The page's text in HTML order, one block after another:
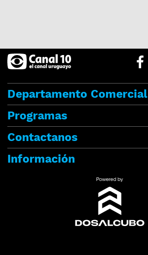
Departamento Comercial
Programas
Contactanos
Información